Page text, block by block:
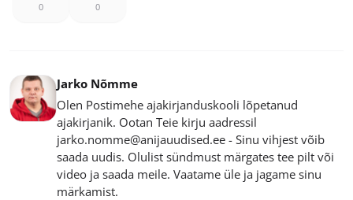
0 0
Jarko Nõmme
Olen Postimehe ajakirjanduskooli lõpetanud
ajakirjanik. Ootan Teie kirju aadressil
jarko.nomme@anijauudised.ee - Sinu vihjest võib
saada uudis. Olulist sündmust märgates tee pilt või
video ja saada meile. Vaatame üle ja jagame sinu
märkamist.